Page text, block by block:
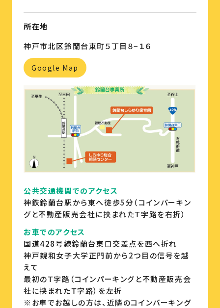
所在地
神戸市北区鈴蘭台東町５丁目８−１６
Google Map
公共交通機関でのアクセス
神鉄鈴蘭台駅から東へ徒歩5分（コインパーキン
グと不動産販売会社に挟まれたＴ字路を右折）
お車でのアクセス
国道428号線鈴蘭台東口交差点を西へ折れ
神戸親和女子大学正門前から2つ目の信号を越
えて
最初のＴ字路（コインパーキングと不動産販売会
社に挟まれたＴ字路）を左折
※お車でお越しの方は、近隣のコインパーキング